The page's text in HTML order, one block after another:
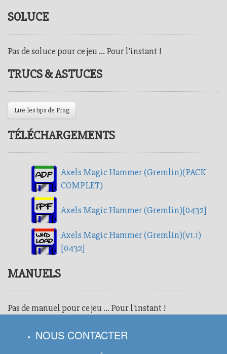
SOLUCE
Pas de soluce pour ce jeu ... Pour l'instant !
TRUCS & ASTUCES
Lire les tips de Frog
TÉLÉCHARGEMENTS
Axels Magic Hammer (Gremlin)(PACK
COMPLET)
Axels Magic Hammer (Gremlin)[0432]
Axels Magic Hammer (Gremlin)(v1.1)
[0432]
MANUELS
Pas de manuel pour ce jeu ... Pour l'instant !
NOUS CONTACTER